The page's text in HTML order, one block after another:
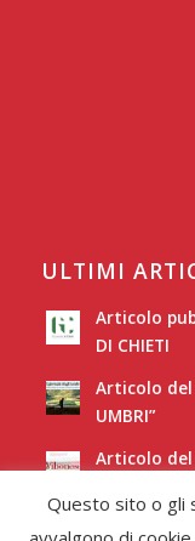
ULTIMI
Articolo
DI CHIETI
Articolo del
UMBRI”
Articolo del
Articolo del
Questo sito o gli